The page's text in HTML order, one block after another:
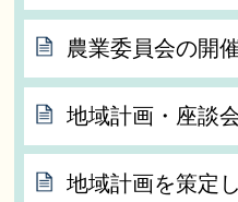
農業委員会の開
地域計画・座談
地域計画を策定